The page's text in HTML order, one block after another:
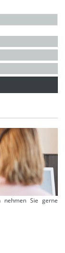
nehmen Sie gerne